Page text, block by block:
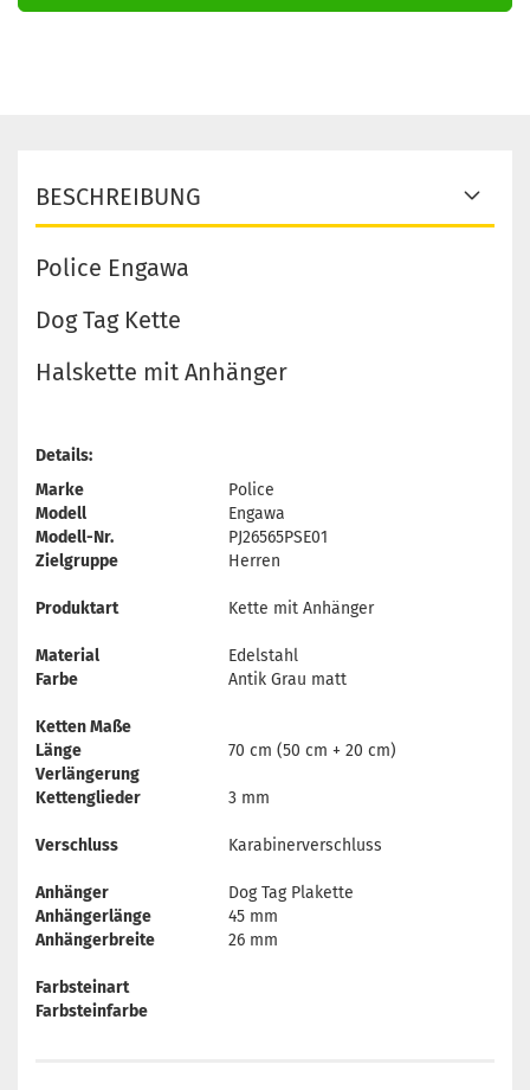
BESCHREIBUNG
Police Engawa
Dog Tag Kette
Halskette mit Anhänger
Details:
Marke
Police
Modell
Engawa
Modell-Nr.
PJ26565PSE01
Zielgruppe
Herren
Produktart Kette mit Anhänger
Material
Edelstahl
Farbe
Antik Grau matt
Ketten Maße
Länge
70 cm (50 cm + 20 cm)
Verlängerung
Kettenglieder
3 mm
Verschluss Karabinerverschluss
Anhänger
Dog Tag Plakette
Anhängerlänge
45 mm
Anhängerbreite
26 mm
Farbsteinart
Farbsteinfarbe